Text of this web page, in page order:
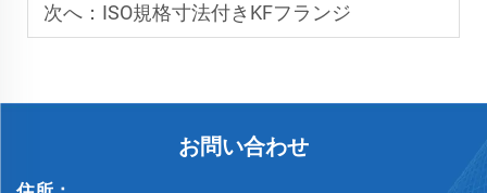
次へ： ISO規格寸法付きKFフランジ
お問い合わせ